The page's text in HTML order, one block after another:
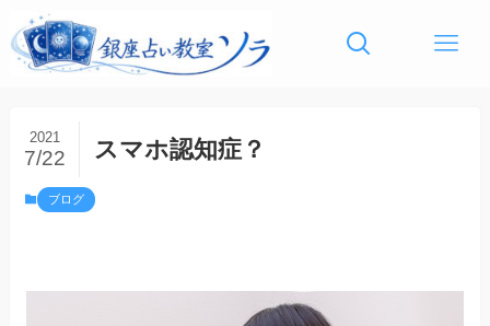
スマホ認知症？
2021
7/22
ブログ